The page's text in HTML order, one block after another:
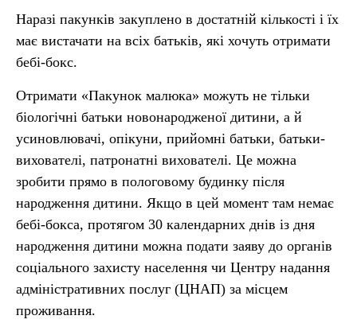
Наразі пакунків закуплено в достатній кількості і їх
має вистачати на всіх батьків, які хочуть отримати
бебі-бокс.
Отримати «Пакунок малюка» можуть не тільки
біологічні батьки новонародженої дитини, а й
усиновлювачі, опікуни, прийомні батьки, батьки-
вихователі, патронатні вихователі. Це можна
зробити прямо в пологовому будинку після
народження дитини. Якщо в цей момент там немає
бебі-бокса, протягом 30 календарних днів із дня
народження дитини можна подати заяву до органів
соціального захисту населення чи Центру надання
адміністративних послуг (ЦНАП) за місцем
проживання.